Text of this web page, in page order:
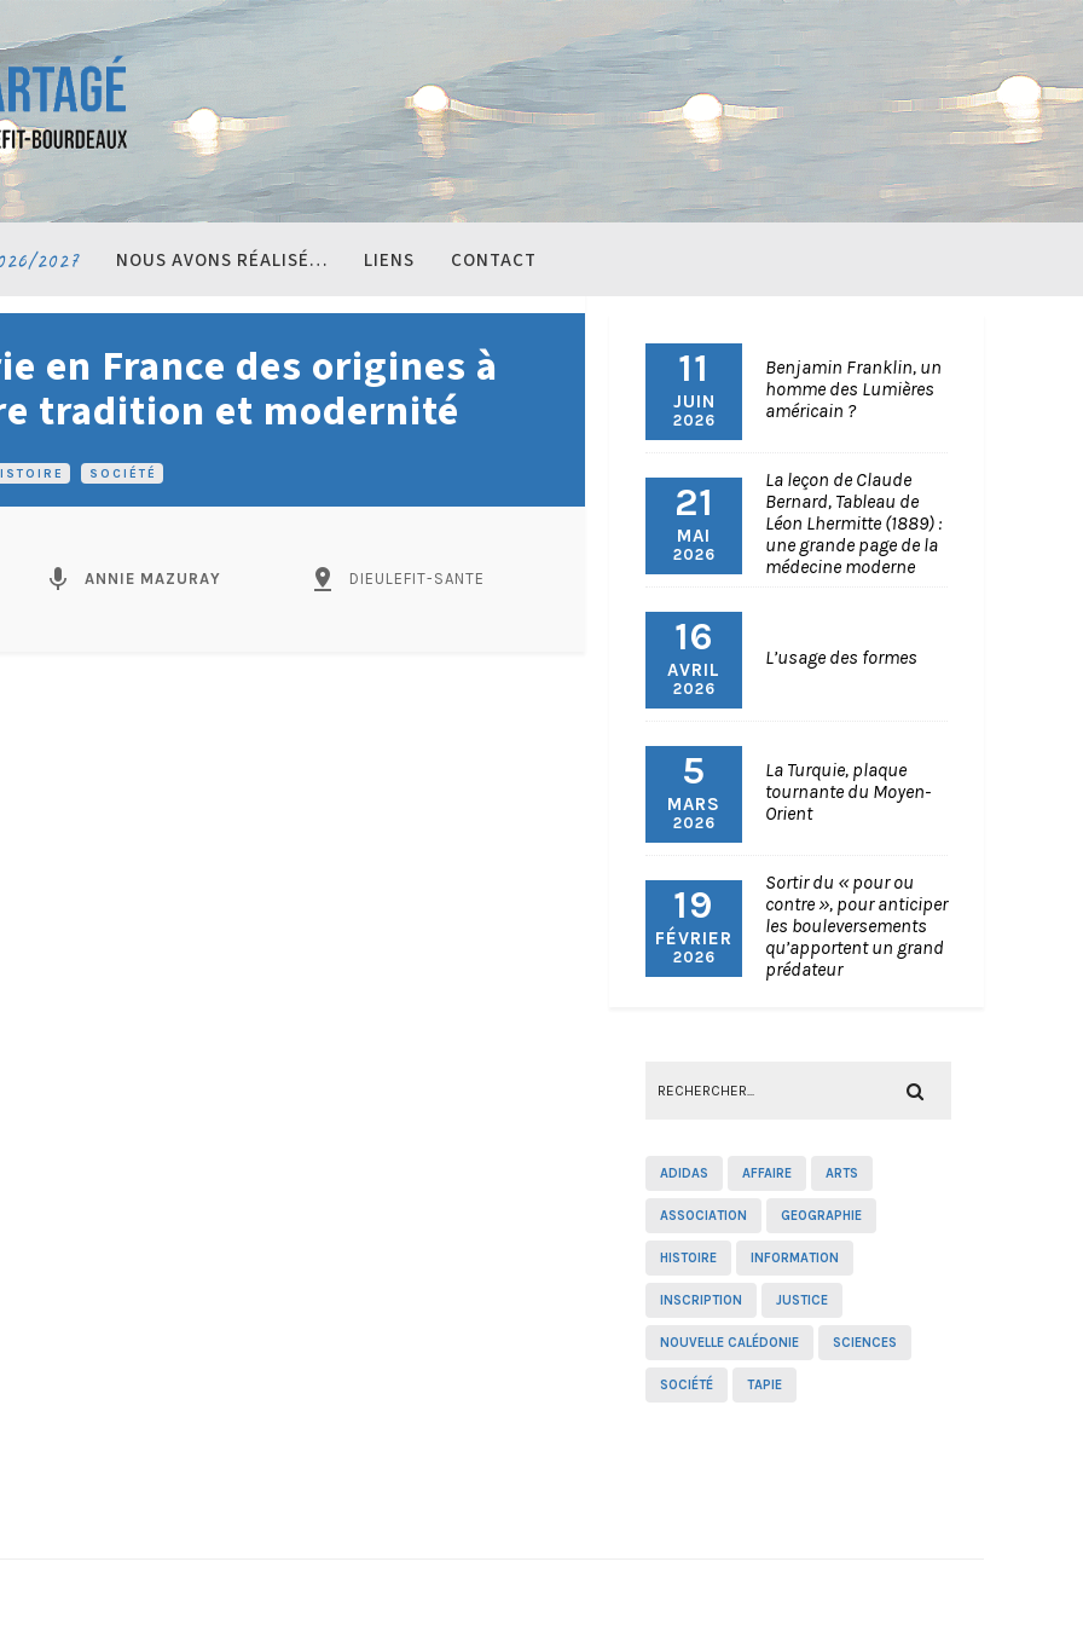
2027 NOUS AVONS RÉALISÉ… LIENS CONTACT
SOCIÉTÉ
en France des origines à
tradition et modernité
mic ANNIE MAZURAY pin_drop DIEULEFIT-SANTE
11
JUIN
2026
Benjamin Franklin, un
homme des Lumières
américain ?
21
MAI
2026
La leçon de Claude
Bernard, Tableau de
Léon Lhermitte (1889) :
une grande page de la
médecine moderne
16
AVRIL
2026
L’usage des formes
5
MARS
2026
La Turquie, plaque
tournante du Moyen-
Orient
19
FÉVRIER
2026
Sortir du « pour ou
contre », pour anticiper
les bouleversements
qu’apportent un grand
prédateur
ADIDAS AFFAIRE ARTS
ASSOCIATION GEOGRAPHIE
HISTOIRE INFORMATION
INSCRIPTION JUSTICE
NOUVELLE CALÉDONIE SCIENCES
SOCIÉTÉ TAPIE